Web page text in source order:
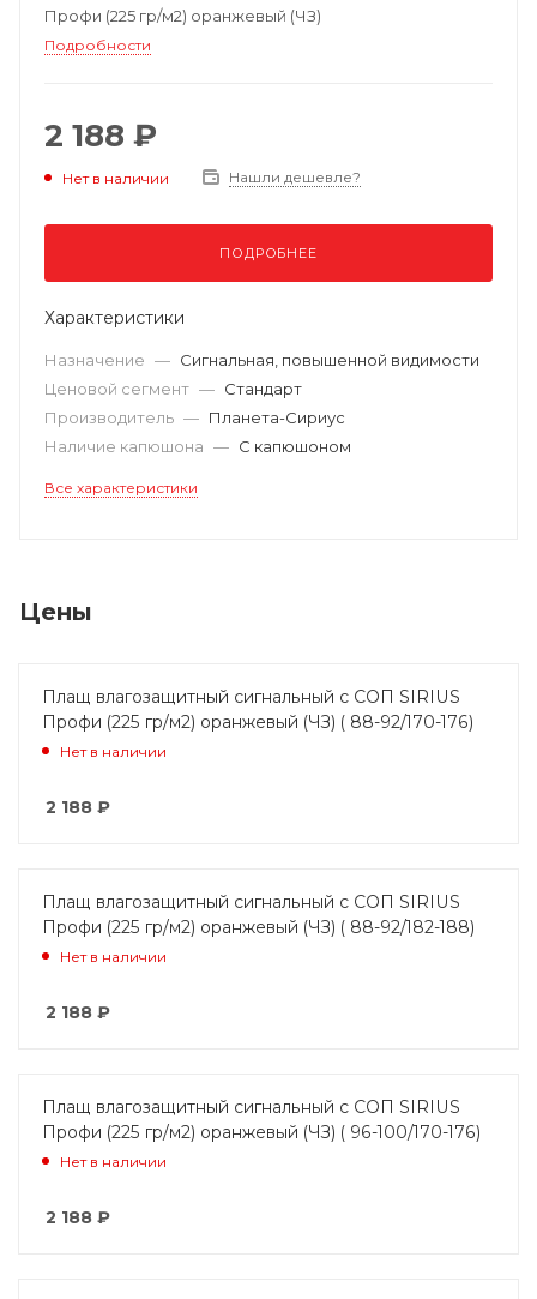
Профи (225 гр/м2) оранжевый (ЧЗ)
Подробности
2 188 ₽
Нет в наличии Нашли дешевле?
ПОДРОБНЕЕ
Характеристики
Назначение — Сигнальная, повышенной видимости
Ценовой сегмент — Стандарт
Производитель — Планета-Сириус
Наличие капюшона — С капюшоном
Все характеристики
Цены
Плащ влагозащитный сигнальный с СОП SIRIUS
Профи (225 гр/м2) оранжевый (ЧЗ) ( 88-92/170-176)
Нет в наличии
2 188 ₽
Плащ влагозащитный сигнальный с СОП SIRIUS
Профи (225 гр/м2) оранжевый (ЧЗ) ( 88-92/182-188)
Нет в наличии
2 188 ₽
Плащ влагозащитный сигнальный с СОП SIRIUS
Профи (225 гр/м2) оранжевый (ЧЗ) ( 96-100/170-176)
Нет в наличии
2 188 ₽